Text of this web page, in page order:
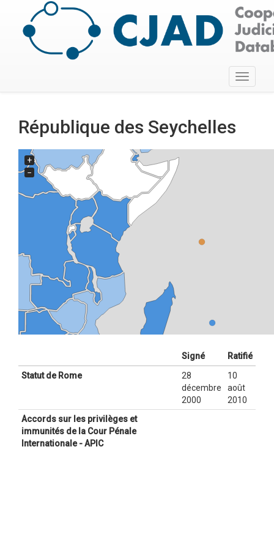
Toggle
République des Seychelles
+
−
Signé
Ratifié
Statut de Rome
28
décembre
2000
10
août
2010
Accords sur les privilèges et
immunités de la Cour Pénale
Internationale - APIC